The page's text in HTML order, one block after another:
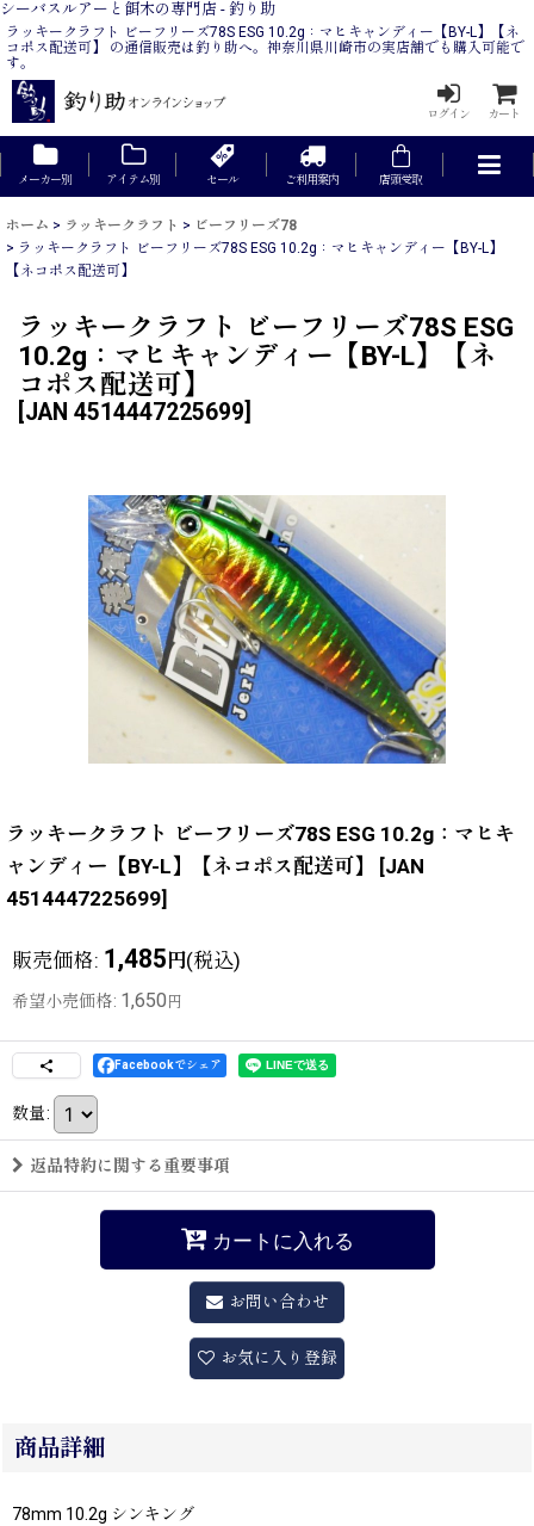
シーバスルアーと餌木の専門店 - 釣り助
ラッキークラフト ビーフリーズ78S ESG 10.2g：マヒキャンディー【BY-L】【ネ
コポス配送可】 の通信販売は釣り助へ。神奈川県川崎市の実店舗でも購入可能で
す。
ログイン カート
メーカー別 アイテム別 セール ご利用案内 店頭受取
ホーム > ラッキークラフト > ビーフリーズ78
> ラッキークラフト ビーフリーズ78S ESG 10.2g：マヒキャンディー【BY-L】
【ネコポス配送可】
ラッキークラフト ビーフリーズ78S ESG
10.2g：マヒキャンディー【BY-L】【ネ
コポス配送可】
JAN 4514447225699
ラッキークラフト ビーフリーズ78S ESG 10.2g：マヒキ
ャンディー【BY-L】【ネコポス配送可】
[JAN
4514447225699]
販売価格: 1,485円(税込)
希望小売価格: 1,650 円
Facebookでシェア
数量:
返品特約に関する重要事項
カートに入れる
お問い合わせ
お気に入り登録
商品詳細
78mm 10.2g シンキング